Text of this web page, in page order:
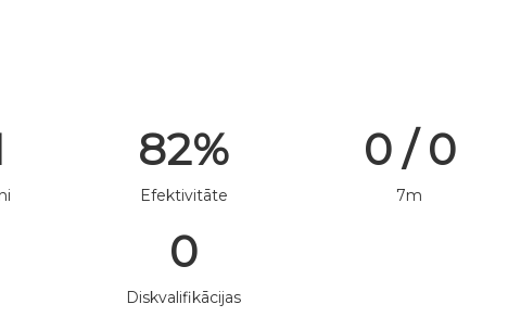
82%
Efektivitāte
0 / 0
7m
0
Diskvalifikācijas